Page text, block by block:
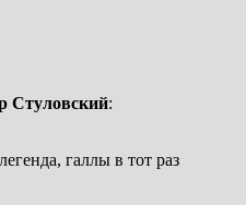
Стуловский:
галлы в тот раз